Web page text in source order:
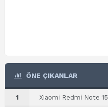
ÖNE ÇIKANLAR
1 Xiaomi Redmi Note